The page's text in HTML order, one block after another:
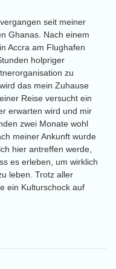
seit meiner
Ghanas. Nach einem
Accra am Flughafen
holpriger
zu
das mein Zuhause
Reise versucht ein
erwarten wird und mir
zwei Monate wohl
meiner Ankunft wurde
hier antreffen werde,
es erleben, um wirklich
leben. Trotz aller
ein Kulturschock auf